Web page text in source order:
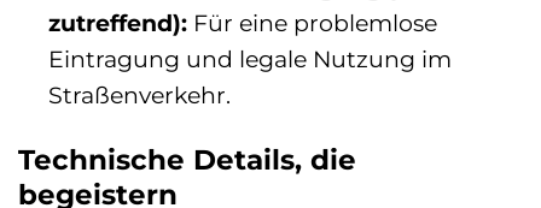
zutreffend):Für eine problemlose
Eintragung und legale Nutzung im
Straßenverkehr.
Technische Details, die
begeistern